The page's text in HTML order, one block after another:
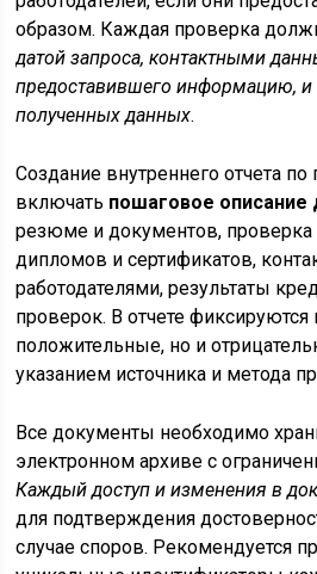
образом. Каждая проверка
датой запроса, контактными
предоставившего информацию, и
полученных данных.
Создание внутреннего отчета
включать пошаговое описание
резюме и документов, проверка
дипломов и сертификатов,
работодателями, результаты
проверок. В отчете фиксируются
положительные, но и
указанием источника и метода
Все документы необходимо
электронном архиве с
Каждый доступ и изменения в
для подтверждения
случае споров. Рекомендуется